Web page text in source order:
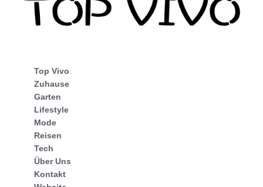
Top Vivo
Zuhause
Garten
Lifestyle
Mode
Reisen
Tech
Über Uns
Kontakt